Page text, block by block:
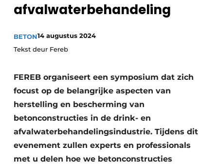
Privacy / Cookie statement
Video’s
afvalwaterbehandeling
BETON14 augustus 2024
Tekst deur Fereb
FEREB organiseert een symposium dat zich
focust op de belangrijke aspecten van
herstelling en bescherming van
betonconstructies in de drink- en
afvalwaterbehandelingsindustrie. Tijdens dit
evenement zullen experts en professionals
met u delen hoe we betonconstructies